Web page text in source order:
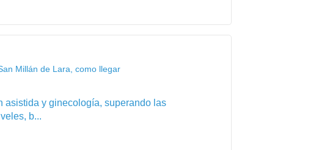
Millán de Lara, como llegar
asistida y ginecología, superando las
b...